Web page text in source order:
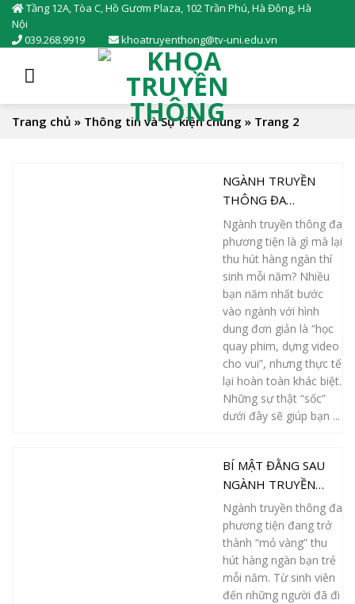
Skip
content
Tầng 12A, Tòa C, Hồ Gươm Plaza, 102 Trần Phú, Hà Đông, Hà
Nội
039.268.9919
khoatruyenthong@tv-uni.edu.vn
Trang chủ » Thông tin và Sự kiện chung » Trang 2
NGÀNH TRUYỀN
THÔNG ĐA
PHƯƠNG TIỆN LÀ
GÌ? SỰ THẬT “SỐC”
LÀM SINH VIÊN NĂM
NHẤT NGỠ NGÀNG!
Ngành truyền thông đa
phương tiện là gì mà lại
thu hút hàng ngàn thí
sinh mỗi năm? Nhiều
bạn năm nhất bước
vào ngành với hình
dung đơn giản là “học
quay phim, dựng video
cho vui”, nhưng thực tế
lại hoàn toàn khác biệt.
Những sự thật “sốc”
dưới đây sẽ giúp bạn ...
BÍ MẬT ĐẰNG SAU
NGÀNH TRUYỀN
THÔNG ĐA
PHƯƠNG TIỆN: TẠI
SAO AI CŨNG MUỐN
NHẢY VÀO?
Ngành truyền thông đa
phương tiện đang trở
thành “mỏ vàng” thu
hút hàng ngàn bạn trẻ
mỗi năm. Từ sinh viên
đến những người đã đi